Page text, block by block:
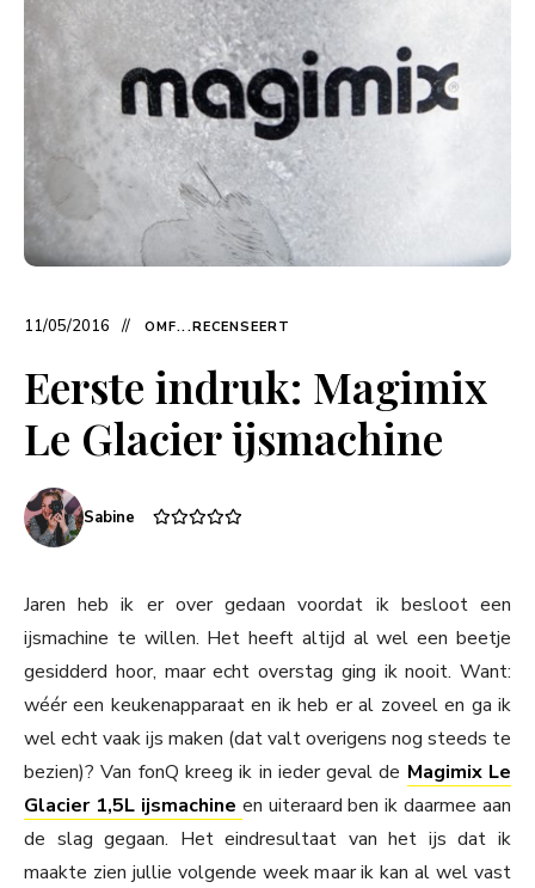
11/05/2016 OMF...RECENSEERT
Eerste indruk: Magimix
Le Glacier ijsmachine
Sabine
Jaren heb ik er over gedaan voordat ik besloot een
ijsmachine te willen. Het heeft altijd al wel een beetje
gesidderd hoor, maar echt overstag ging ik nooit. Want:
wéér een keukenapparaat en ik heb er al zoveel en ga ik
wel echt vaak ijs maken (dat valt overigens nog steeds te
bezien)? Van fonQ kreeg ik in ieder geval de Magimix Le
Glacier 1,5L ijsmachine en uiteraard ben ik daarmee aan
de slag gegaan. Het eindresultaat van het ijs dat ik
maakte zien jullie volgende week maar ik kan al wel vast